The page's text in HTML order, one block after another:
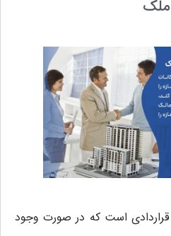
ملک
قراردادی است که در صورت وجود